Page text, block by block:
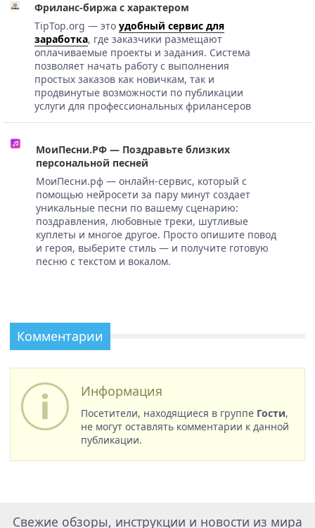
Фриланс-биржа с характером
TipTop.org — это удобный сервис для
заработка, где заказчики размещают
оплачиваемые проекты и задания. Система
позволяет начать работу с выполнения
простых заказов как новичкам, так и
продвинутые возможности по публикации
услуги для профессиональных фрилансеров
МоиПесни.РФ — Поздравьте близких
персональной песней
МоиПесни.рф — онлайн-сервис, который с
помощью нейросети за пару минут создает
уникальные песни по вашему сценарию:
поздравления, любовные треки, шутливые
куплеты и многое другое. Просто опишите повод
и героя, выберите стиль — и получите готовую
песню с текстом и вокалом.
Комментарии
Информация
Посетители, находящиеся в группе Гости,
не могут оставлять комментарии к данной
публикации.
Свежие обзоры, инструкции и новости из мира